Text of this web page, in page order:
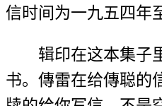
信时间为一九五四年
辑印在这本集子
书。傳雷在给傳聪的